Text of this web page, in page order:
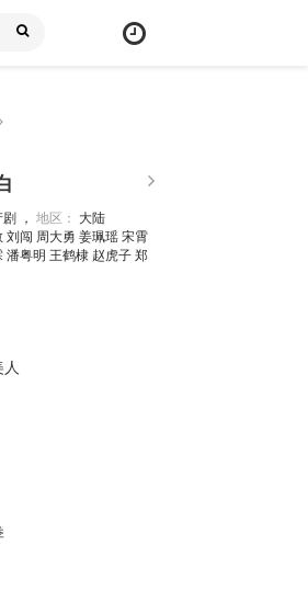
， 地区：
大陆
刘闯 周大勇 姜珮瑶 宋霄
潘粤明 王鹤棣 赵虎子 郑